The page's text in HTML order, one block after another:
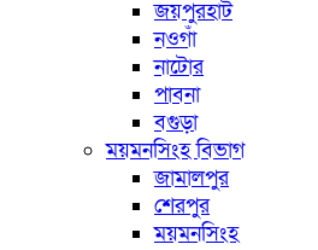
জয়পুরহাট
নওগাঁ
নাটোর
পাবনা
বগুড়া
ময়মনসিংহ বিভাগ
জামালপুর
শেরপুর
ময়মনসিংহ